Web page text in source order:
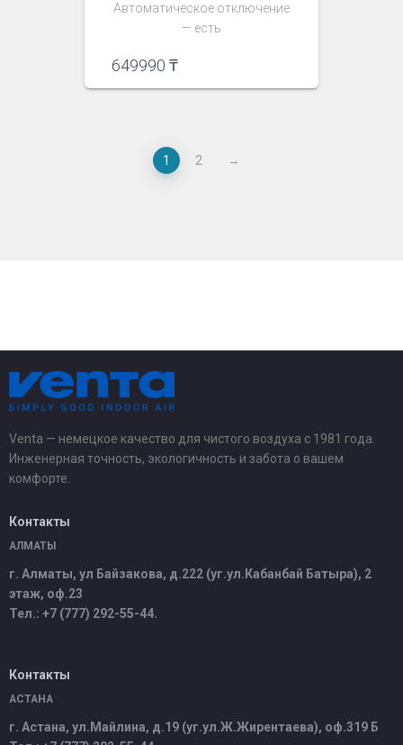
Автоматическое отключение
— есть
649990 ₸
1 2 →
Venta — немецкое качество для чистого воздуха с 1981 года.
Инженерная точность, экологичность и забота о вашем
комфорте.
Контакты
АЛМАТЫ
г. Алматы, ул Байзакова, д.222 (уг.ул.Кабанбай Батыра), 2
этаж, оф.23
Тел.: +7 (777) 292-55-44.
Контакты
АСТАНА
г. Астана, ул.Майлина, д.19 (уг.ул.Ж.Жирентаева), оф.319 Б